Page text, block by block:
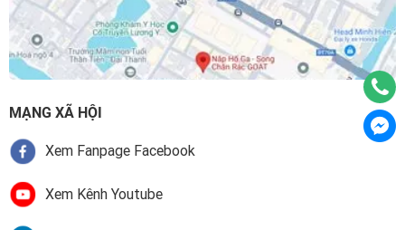
MẠNG XÃ HỘI
Xem Fanpage Facebook
Xem Kênh Youtube